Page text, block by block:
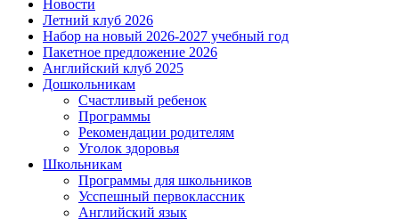
Новости
Летний клуб 2026
Набор на новый 2026-2027 учебный год
Пакетное предложение 2026
Английский клуб 2025
Дошкольникам
Счастливый ребенок
Программы
Рекомендации родителям
Уголок здоровья
Школьникам
Программы для школьников
Усспешный первоклассник
Английский язык